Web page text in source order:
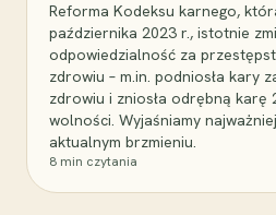
Reforma Kodeksu karnego,
października 2023 r., istotnie
odpowiedzialność za
zdrowiu – m.in. podniosła kary
zdrowiu i zniosła odrębną karę
wolności. Wyjaśniamy
aktualnym brzmieniu.
8 min czytania